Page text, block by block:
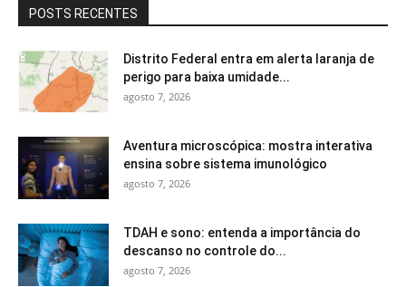
POSTS RECENTES
Distrito Federal entra em alerta laranja de
perigo para baixa umidade...
agosto 7, 2026
Aventura microscópica: mostra interativa
ensina sobre sistema imunológico
agosto 7, 2026
TDAH e sono: entenda a importância do
descanso no controle do...
agosto 7, 2026